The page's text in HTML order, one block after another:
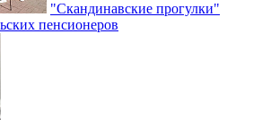
"Скандинавские прогулки"
пенсионеров